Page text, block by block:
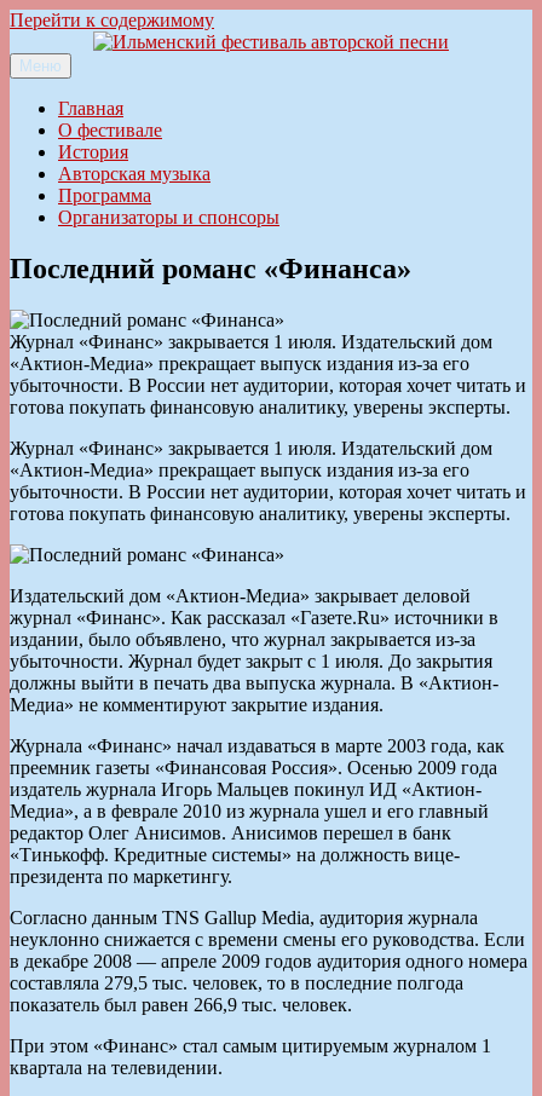
Перейти к содержимому
Ильменский фестиваль авторской песни
Меню
Главная
О фестивале
История
Авторская музыка
Программа
Организаторы и спонсоры
Последний романс «Финанса»
Журнал «Финанс» закрывается 1 июля. Издательский дом
«Актион-Медиа» прекращает выпуск издания из-за его
убыточности. В России нет аудитории, которая хочет читать и
готова покупать финансовую аналитику, уверены эксперты.
Журнал «Финанс» закрывается 1 июля. Издательский дом
«Актион-Медиа» прекращает выпуск издания из-за его
убыточности. В России нет аудитории, которая хочет читать и
готова покупать финансовую аналитику, уверены эксперты.
Издательский дом «Актион-Медиа» закрывает деловой
журнал «Финанс». Как рассказал «Газете.Ru» источники в
издании, было объявлено, что журнал закрывается из-за
убыточности. Журнал будет закрыт с 1 июля. До закрытия
должны выйти в печать два выпуска журнала. В «Актион-
Медиа» не комментируют закрытие издания.
Журнала «Финанс» начал издаваться в марте 2003 года, как
преемник газеты «Финансовая Россия». Осенью 2009 года
издатель журнала Игорь Мальцев покинул ИД «Актион-
Медиа», а в феврале 2010 из журнала ушел и его главный
редактор Олег Анисимов. Анисимов перешел в банк
«Тинькофф. Кредитные системы» на должность вице-
президента по маркетингу.
Согласно данным TNS Gallup Media, аудитория журнала
неуклонно снижается с времени смены его руководства. Если
в декабре 2008 — апреле 2009 годов аудитория одного номера
составляла 279,5 тыс. человек, то в последние полгода
показатель был равен 266,9 тыс. человек.
При этом «Финанс» стал самым цитируемым журналом 1
квартала на телевидении.